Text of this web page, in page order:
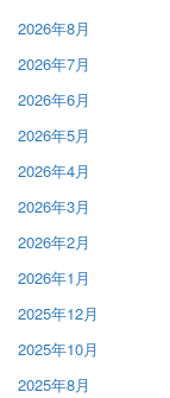
2026年8月
2026年7月
2026年6月
2026年5月
2026年4月
2026年3月
2026年2月
2026年1月
2025年12月
2025年10月
2025年8月